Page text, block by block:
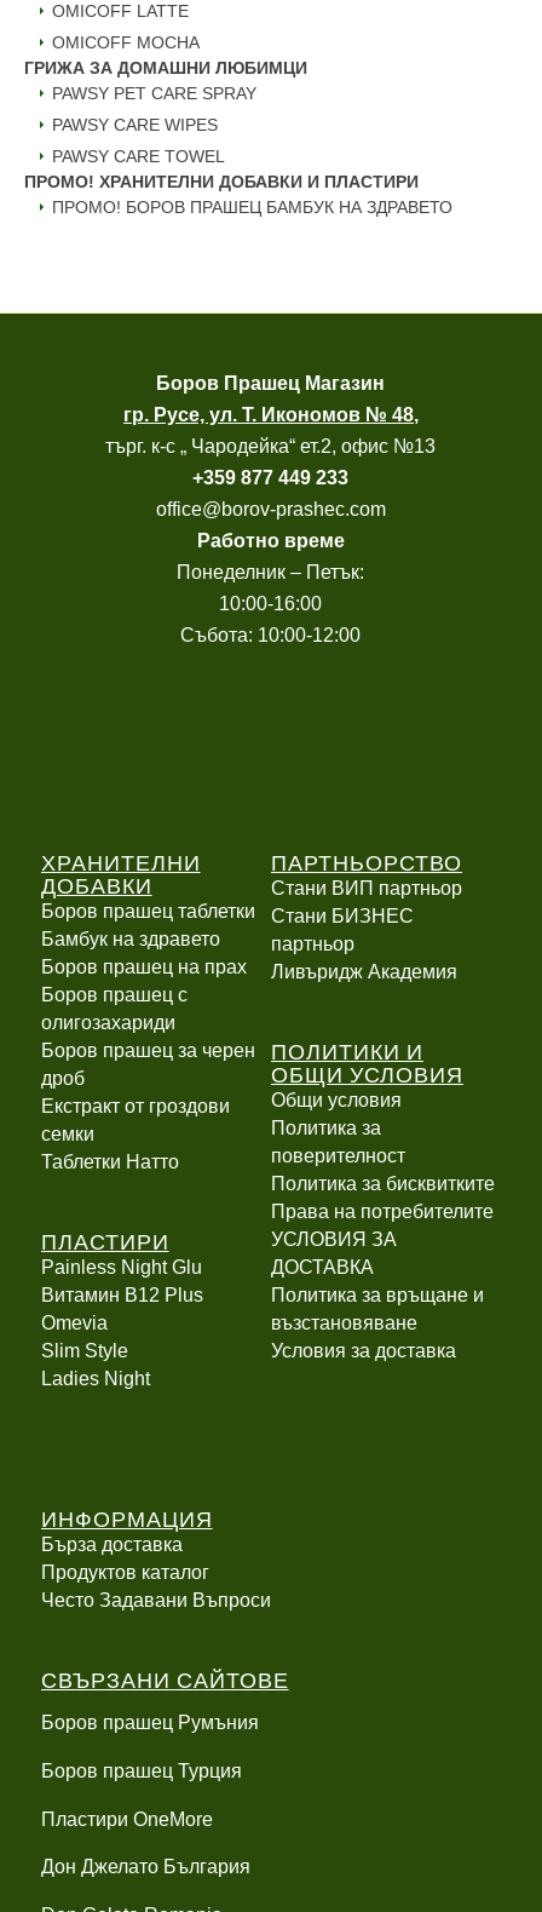
OMICOFF LATTE
OMICOFF MOCHA
ГРИЖА ЗА ДОМАШНИ ЛЮБИМЦИ
PAWSY PET CARE SPRAY
PAWSY CARE WIPES
PAWSY CARE TOWEL
ПРОМО! ХРАНИТЕЛНИ ДОБАВКИ И ПЛАСТИРИ
ПРОМО! БОРОВ ПРАШЕЦ БАМБУК НА ЗДРАВЕТО
Боров Прашец Магазин
гр. Русе, ул. Т. Икономов № 48,
търг. к-с „ Чародейка“ ет.2, офис №13
+359 877 449 233
office@borov-prashec.com
Работно време
Понеделник – Петък:
10:00-16:00
Събота: 10:00-12:00
ХРАНИТЕЛНИ
ДОБАВКИ
Боров прашец таблетки
Бамбук на здравето
Боров прашец на прах
Боров прашец с
олигозахариди
Боров прашец за черен
дроб
Екстракт от гроздови
семки
Таблетки Натто
ПЛАСТИРИ
Painless Night Glu
Витамин B12 Plus
Оmevia
Slim Style
Ladies Night
ПАРТНЬОРСТВО
Стани ВИП партньор
Стани БИЗНЕС
партньор
Ливъридж Академия
ПОЛИТИКИ И
ОБЩИ УСЛОВИЯ
Общи условия
Политика за
поверителност
Политика за бисквитките
Права на потребителите
УСЛОВИЯ ЗА
ДОСТАВКА
Политика за връщане и
възстановяване
Условия за доставка
ИНФОРМАЦИЯ
Бърза доставка
Продуктов каталог
Често Задавани Въпроси
СВЪРЗАНИ САЙТОВЕ
Боров прашец Румъния
Боров прашец Турция
Пластири OneMore
Дон Джелато България